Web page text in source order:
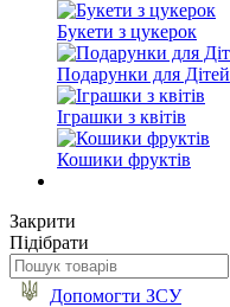
Букети з цукерок
Подарунки для Дітей
Іграшки з квітів
Кошики фруктів
Закрити
Підібрати
Допомогти ЗСУ